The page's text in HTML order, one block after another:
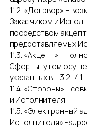
1.1.2. «Договор» –
Заказчиком и
посредством
предоставляемых
1.1.3. «Акцепт» –
Офертыпутем
указанных в п.3.2.,
1.1.4. «Стороны» -
и Исполнителя.
1.1.5. «Электронный
Исполнителя» -